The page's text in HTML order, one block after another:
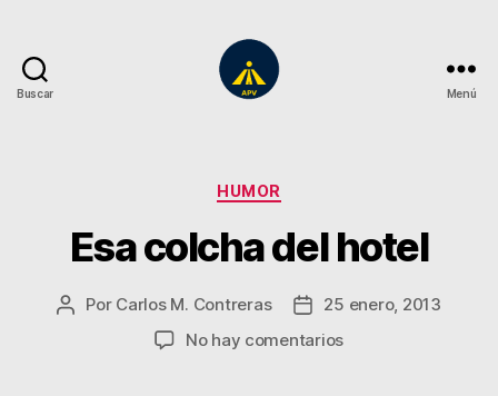
Buscar Menú
Categorías
HUMOR
Esa colcha del hotel
Autor
Por Carlos M. Contreras
Fecha
de
25 enero, 2013
No hay comentariosen